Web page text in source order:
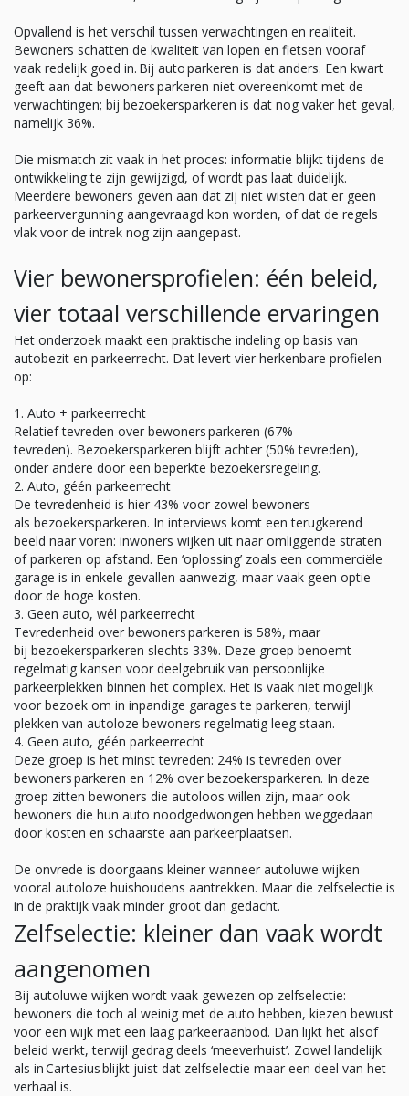
Opvallend is het verschil tussen verwachtingen en realiteit.
Bewoners schatten de kwaliteit van lopen en fietsen vooraf
vaak redelijk goed in. Bij auto parkeren is dat anders. Een kwart
geeft aan dat bewoners parkeren niet overeenkomt met de
verwachtingen; bij bezoekersparkeren is dat nog vaker het geval,
namelijk 36%.
Die mismatch zit vaak in het proces: informatie blijkt tijdens de
ontwikkeling te zijn gewijzigd, of wordt pas laat duidelijk.
Meerdere bewoners geven aan dat zij niet wisten dat er geen
parkeervergunning aangevraagd kon worden, of dat de regels
vlak voor de intrek nog zijn aangepast.
Vier bewonersprofielen: één beleid,
vier totaal verschillende ervaringen
Het onderzoek maakt een praktische indeling op basis van
autobezit en parkeerrecht. Dat levert vier herkenbare profielen
op:
Auto + parkeerrecht
Relatief tevreden over bewoners parkeren (67%
tevreden). Bezoekersparkeren blijft achter (50% tevreden),
onder andere door een beperkte bezoekersregeling.
Auto, géén parkeerrecht
De tevredenheid is hier 43% voor zowel bewoners
als bezoekersparkeren. In interviews komt een terugkerend
beeld naar voren: inwoners wijken uit naar omliggende straten
of parkeren op afstand. Een ‘oplossing’ zoals een commerciële
garage is in enkele gevallen aanwezig, maar vaak geen optie
door de hoge kosten.
Geen auto, wél parkeerrecht
Tevredenheid over bewoners parkeren is 58%, maar
bij bezoekersparkeren slechts 33%. Deze groep benoemt
regelmatig kansen voor deelgebruik van persoonlijke
parkeerplekken binnen het complex. Het is vaak niet mogelijk
voor bezoek om in inpandige garages te parkeren, terwijl
plekken van autoloze bewoners regelmatig leeg staan.
Geen auto, géén parkeerrecht
Deze groep is het minst tevreden: 24% is tevreden over
bewoners parkeren en 12% over bezoekersparkeren. In deze
groep zitten bewoners die autoloos willen zijn, maar ook
bewoners die hun auto noodgedwongen hebben weggedaan
door kosten en schaarste aan parkeerplaatsen.
De onvrede is doorgaans kleiner wanneer autoluwe wijken
vooral autoloze huishoudens aantrekken. Maar die zelfselectie is
in de praktijk vaak minder groot dan gedacht.
Zelfselectie: kleiner dan vaak wordt
aangenomen
Bij autoluwe wijken wordt vaak gewezen op zelfselectie:
bewoners die toch al weinig met de auto hebben, kiezen bewust
voor een wijk met een laag parkeeraanbod. Dan lijkt het alsof
beleid werkt, terwijl gedrag deels ‘meeverhuist’. Zowel landelijk
als in Cartesius blijkt juist dat zelfselectie maar een deel van het
verhaal is.